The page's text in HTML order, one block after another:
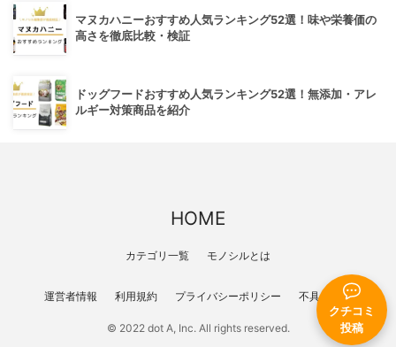
クチコミ
投稿
マヌカハニーおすすめ人気ランキング52選！味や栄養価の
高さを徹底比較・検証
ドッグフードおすすめ人気ランキング52選！無添加・アレ
ルギー対策商品を紹介
HOME
カテゴリ一覧 モノシルとは
運営者情報 利用規約 プライバシーポリシー 不具合報告
© 2022 dot A, Inc. All rights reserved.